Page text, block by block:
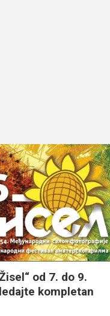
od 7. do 9.
kompletan